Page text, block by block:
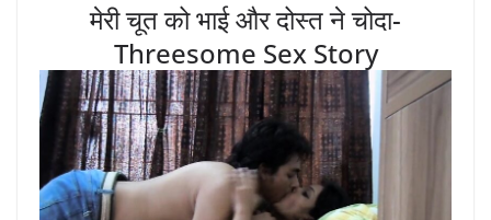
मेरी चूत को भाई और दोस्त ने चोदा-
Threesome Sex Story